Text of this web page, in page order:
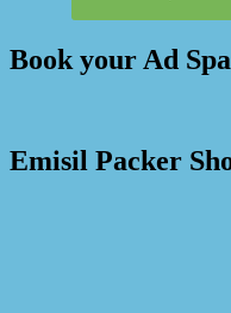
Book your Ad
Emisil Packer